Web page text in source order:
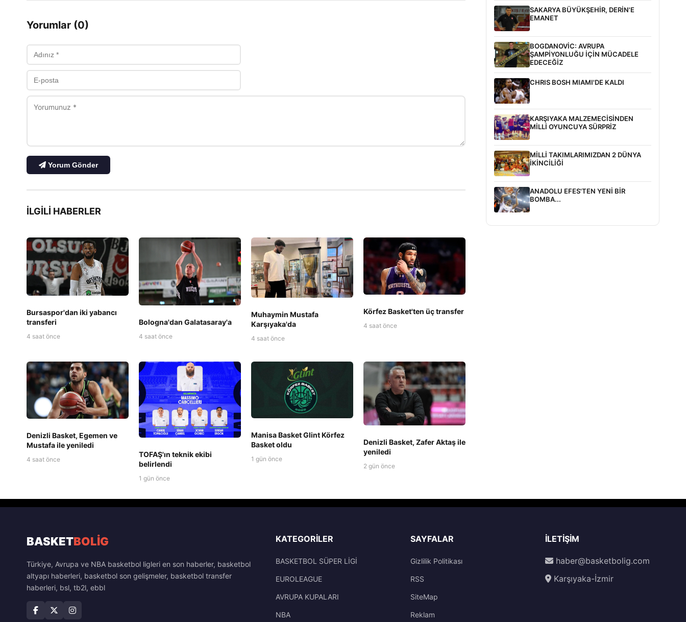
Yorumlar (0)
Yorum Gönder
İLGILI HABERLER
Bursaspor'dan iki yabancı
transferi
4 saat önce
Bologna'dan Galatasaray'a
4 saat önce
Muhaymin Mustafa
Karşıyaka'da
4 saat önce
Körfez Basket'ten üç transfer
4 saat önce
Denizli Basket, Egemen ve
Mustafa ile yeniledi
4 saat önce
TOFAŞ'ın teknik ekibi
belirlendi
1 gün önce
Manisa Basket Glint Körfez
Basket oldu
1 gün önce
Denizli Basket, Zafer Aktaş ile
yeniledi
2 gün önce
SAKARYA BÜYÜKŞEHİR, DERİN'E
EMANET
BOGDANOVİC: AVRUPA
ŞAMPİYONLUĞU İÇİN MÜCADELE
EDECEĞİZ
CHRIS BOSH MIAMI'DE KALDI
KARŞIYAKA MALZEMECİSİNDEN
MİLLİ OYUNCUYA SÜRPRİZ
MİLLİ TAKIMLARIMIZDAN 2 DÜNYA
İKİNCİLİĞİ
ANADOLU EFES'TEN YENİ BİR
BOMBA...
BASKETBOLİG
Türkiye, Avrupa ve NBA basketbol ligleri en son haberler, basketbol
altyapı haberleri, basketbol son gelişmeler, basketbol transfer
haberleri, bsl, tb2l, ebbl
KATEGORILER
BASKETBOL SÜPER LİGİ
EUROLEAGUE
AVRUPA KUPALARI
NBA
SAYFALAR
Gizlilik Politikası
RSS
SiteMap
Reklam
İLETIŞIM
haber@basketbolig.com
Karşıyaka-İzmir